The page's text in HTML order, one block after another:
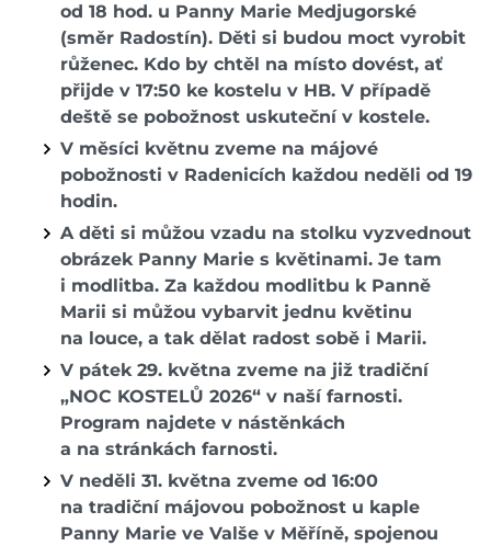
od 18 hod. u Panny Marie Medjugorské
(směr Radostín). Děti si budou moct vyrobit
růženec. Kdo by chtěl na místo dovést, ať
přijde v 17:50 ke kostelu v HB. V případě
deště se pobožnost uskuteční v kostele.
V měsíci květnu zveme na májové
pobožnosti v Radenicích každou neděli od 19
hodin.
A děti si můžou vzadu na stolku vyzvednout
obrázek Panny Marie s květinami. Je tam
i modlitba. Za každou modlitbu k Panně
Marii si můžou vybarvit jednu květinu
na louce, a tak dělat radost sobě i Marii.
V pátek 29. května zveme na již tradiční
„NOC KOSTELŮ 2026“ v naší farnosti.
Program najdete v nástěnkách
a na stránkách farnosti.
V neděli 31. května zveme od 16:00
na tradiční májovou pobožnost u kaple
Panny Marie ve Valše v Měříně, spojenou